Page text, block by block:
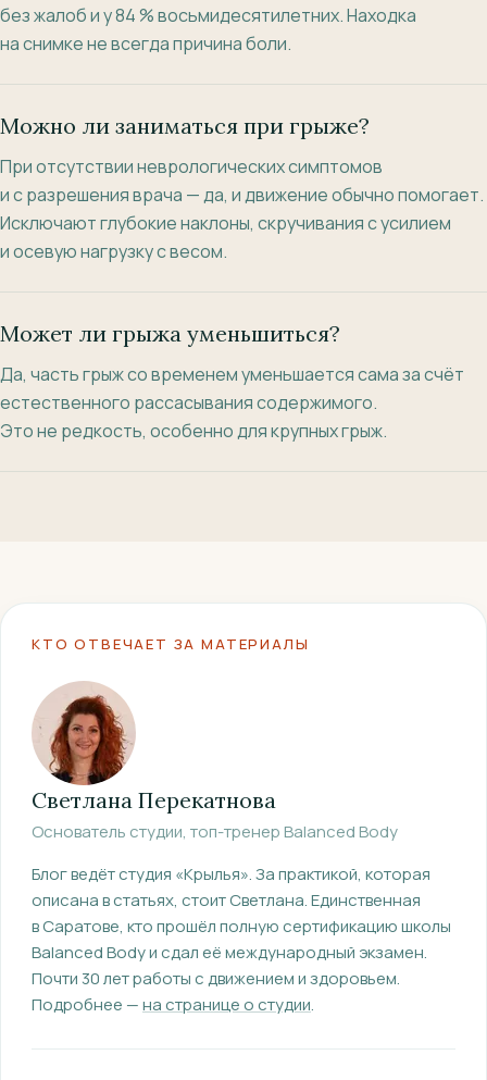
без жалоб и у 84 % восьмидесятилетних. Находка
на снимке не всегда причина боли.
Можно ли заниматься при грыже?
При отсутствии неврологических симптомов
и с разрешения врача — да, и движение обычно помогает.
Исключают глубокие наклоны, скручивания с усилием
и осевую нагрузку с весом.
Может ли грыжа уменьшиться?
Да, часть грыж со временем уменьшается сама за счёт
естественного рассасывания содержимого.
Это не редкость, особенно для крупных грыж.
КТО ОТВЕЧАЕТ ЗА МАТЕРИАЛЫ
Светлана Перекатнова
Основатель студии, топ-тренер Balanced Body
Блог ведёт студия «Крылья». За практикой, которая
описана в статьях, стоит Светлана.Единственная
в Саратове, кто прошёл полную сертификацию школы
Balanced Body и сдал её международный экзамен.
Почти 30 лет работы с движением и здоровьем.
Подробнее —на странице о студии.